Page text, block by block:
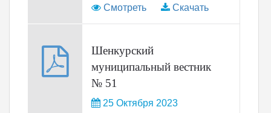
Смотреть
Скачать
Шенкурский
муниципальный вестник
№ 51
25 Октября 2023